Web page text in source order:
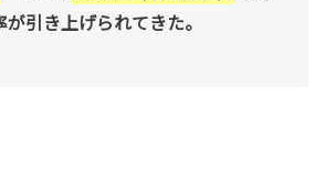
が引き上げられてきた。